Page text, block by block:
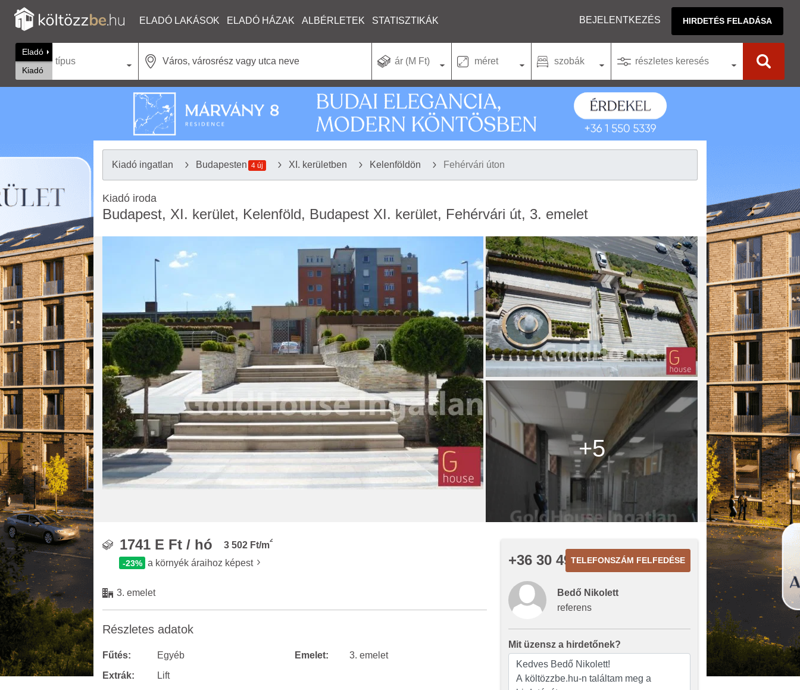
ELADÓ LAKÁSOK ELADÓ HÁZAK ALBÉRLETEK STATISZTIKÁK BEJELENTKEZÉS HIRDETÉS FELADÁSA
Eladó
Kiadó
típus ár (M Ft) méret szobák részletes keresés
Kiadó ingatlan Budapesten 4 új XI. kerületben Kelenföldön Fehérvári úton
Kiadó iroda
Budapest, XI. kerület, Kelenföld, Budapest XI. kerület, Fehérvári út, 3. emelet
1741 E Ft / hó 3 502 Ft/m
2
-23% a környék áraihoz képest
3. emelet
Részletes adatok
Fűtés: Egyéb Emelet:
3. emelet
Extrák:
Lift
+36 30 492TELEFONSZÁM FELFEDÉSE
Bedő Nikolett
referens
Mit üzensz a hirdetőnek?